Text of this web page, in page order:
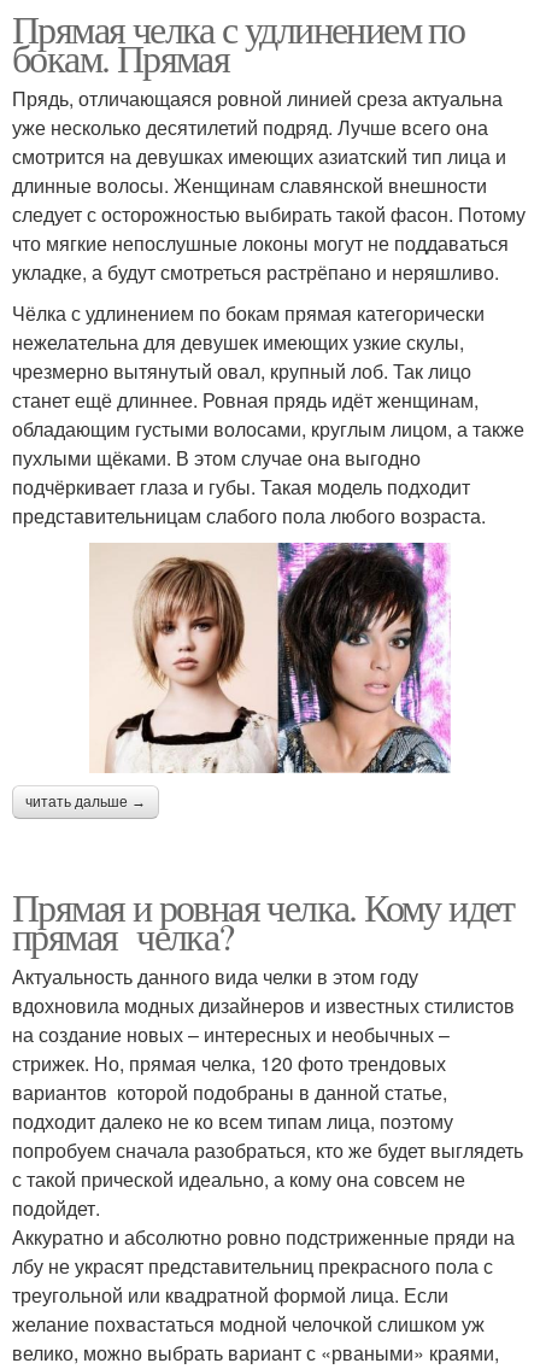
Прямая челка с удлинением по
бокам. Прямая
Прядь, отличающаяся ровной линией среза актуальна
уже несколько десятилетий подряд. Лучше всего она
смотрится на девушках имеющих азиатский тип лица и
длинные волосы. Женщинам славянской внешности
следует с осторожностью выбирать такой фасон. Потому
что мягкие непослушные локоны могут не поддаваться
укладке, а будут смотреться растрёпано и неряшливо.
Чёлка с удлинением по бокам прямая категорически
нежелательна для девушек имеющих узкие скулы,
чрезмерно вытянутый овал, крупный лоб. Так лицо
станет ещё длиннее. Ровная прядь идёт женщинам,
обладающим густыми волосами, круглым лицом, а также
пухлыми щёками. В этом случае она выгодно
подчёркивает глаза и губы. Такая модель подходит
представительницам слабого пола любого возраста.
читать дальше →
Прямая и ровная челка. Кому идет
прямая челка?
Актуальность данного вида челки в этом году
вдохновила модных дизайнеров и известных стилистов
на создание новых – интересных и необычных –
стрижек. Но, прямая челка, 120 фото трендовых
вариантов которой подобраны в данной статье,
подходит далеко не ко всем типам лица, поэтому
попробуем сначала разобраться, кто же будет выглядеть
с такой прической идеально, а кому она совсем не
подойдет.
Аккуратно и абсолютно ровно подстриженные пряди на
лбу не украсят представительниц прекрасного пола с
треугольной или квадратной формой лица. Если
желание похвастаться модной челочкой слишком уж
велико, можно выбрать вариант с «рваными» краями,